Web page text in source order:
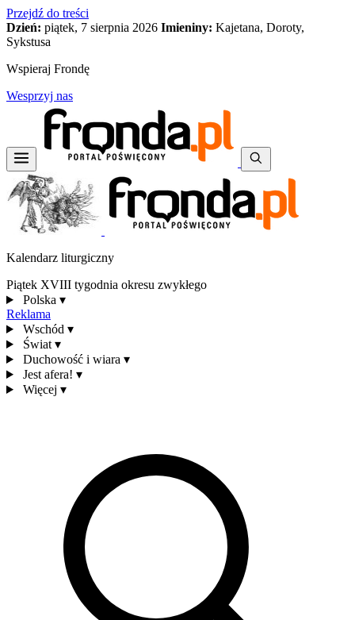
Przejdź do treści
Dzień: piątek, 7 sierpnia 2026 Imieniny: Kajetana, Doroty,
Sykstusa
Wspieraj Frondę
Wesprzyj nas
Kalendarz liturgiczny
Piątek XVIII tygodnia okresu zwykłego
Polska ▾
Reklama
Wschód ▾
Świat ▾
Duchowość i wiara ▾
Jest afera! ▾
Więcej ▾